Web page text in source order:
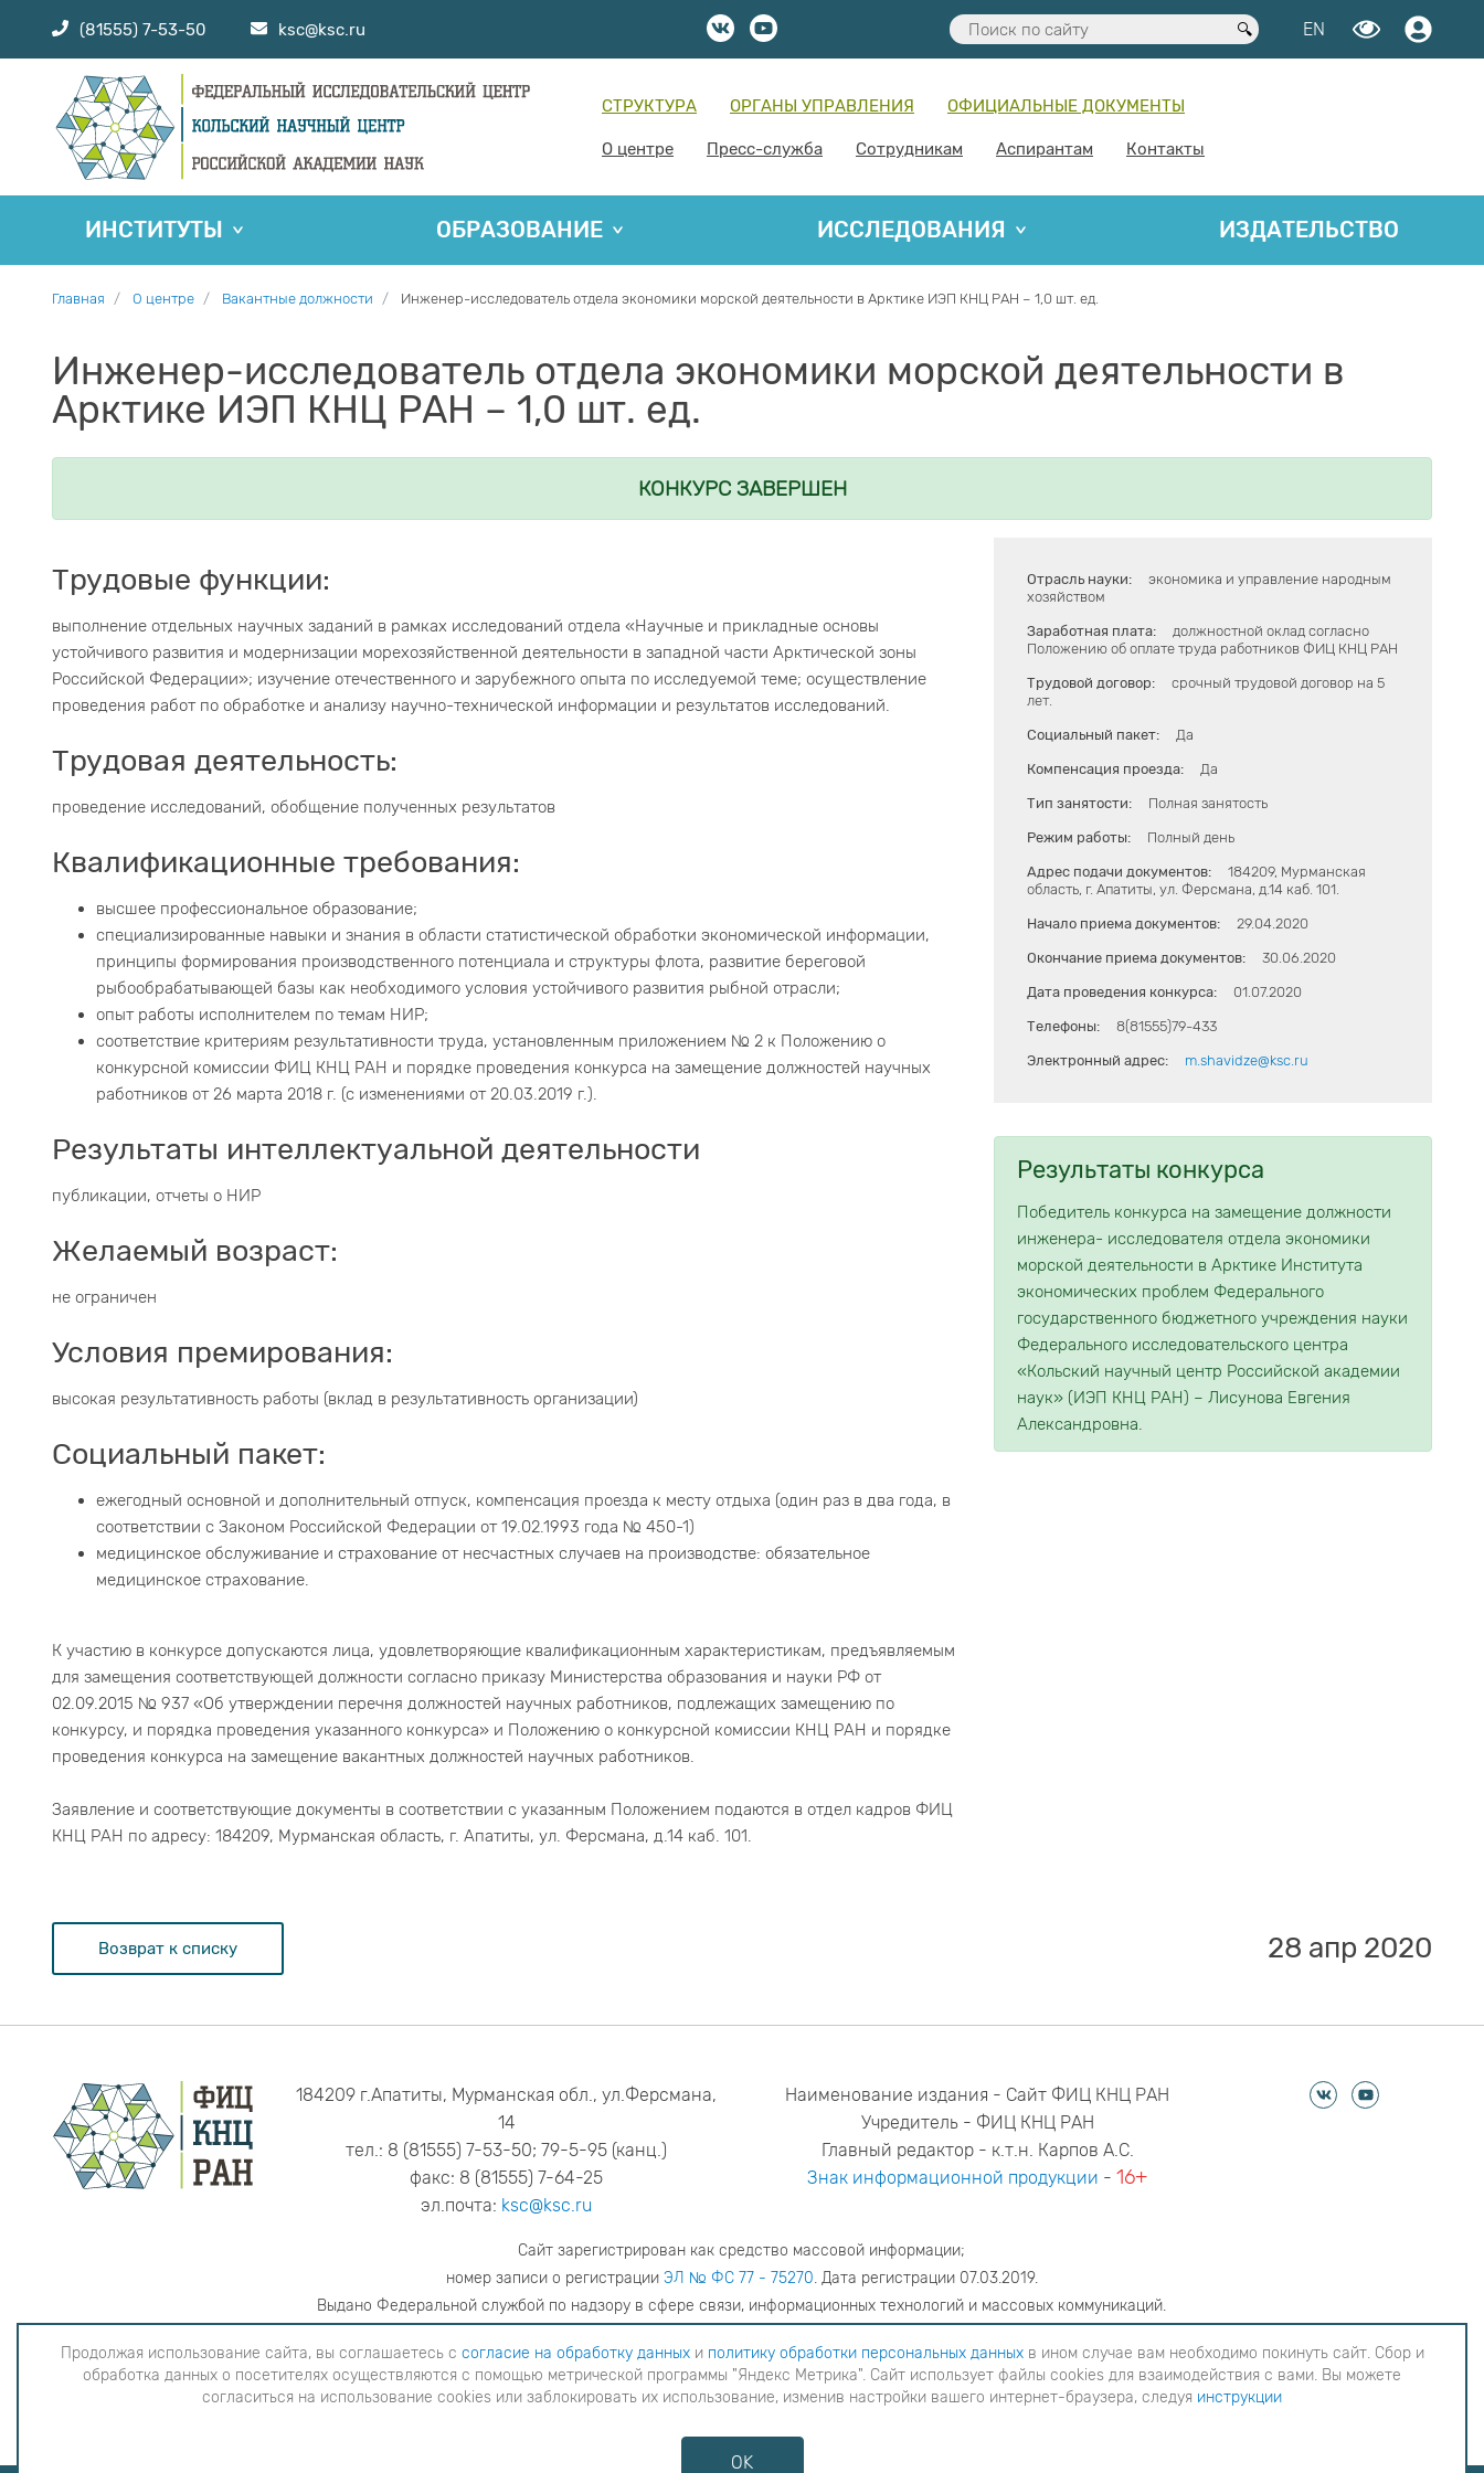
(81555) 7-53-50 ksc@ksc.ru EN
СТРУКТУРА ОРГАНЫ УПРАВЛЕНИЯ ОФИЦИАЛЬНЫЕ ДОКУМЕНТЫ
О центре Пресс-служба Сотрудникам Аспирантам Контакты
ИНСТИТУТЫ ОБРАЗОВАНИЕ ИССЛЕДОВАНИЯ ИЗДАТЕЛЬСТВО
Главная О центре Вакантные должности Инженер-исследователь отдела экономики морской деятельности в Арктике ИЭП КНЦ РАН – 1,0 шт. ед.
Инженер-исследователь отдела экономики морской деятельности в
Арктике ИЭП КНЦ РАН – 1,0 шт. ед.
КОНКУРС ЗАВЕРШЕН
Трудовые функции:
выполнение отдельных научных заданий в рамках исследований отдела «Научные и прикладные основы
устойчивого развития и модернизации морехозяйственной деятельности в западной части Арктической зоны
Российской Федерации»; изучение отечественного и зарубежного опыта по исследуемой теме; осуществление
проведения работ по обработке и анализу научно-технической информации и результатов исследований.
Трудовая деятельность:
проведение исследований, обобщение полученных результатов
Квалификационные требования:
высшее профессиональное образование;
специализированные навыки и знания в области статистической обработки экономической информации,
принципы формирования производственного потенциала и структуры флота, развитие береговой
рыбообрабатывающей базы как необходимого условия устойчивого развития рыбной отрасли;
опыт работы исполнителем по темам НИР;
соответствие критериям результативности труда, установленным приложением № 2 к Положению о
конкурсной комиссии ФИЦ КНЦ РАН и порядке проведения конкурса на замещение должностей научных
работников от 26 марта 2018 г. (с изменениями от 20.03.2019 г.).
Результаты интеллектуальной деятельности
публикации, отчеты о НИР
Желаемый возраст:
не ограничен
Условия премирования:
высокая результативность работы (вклад в результативность организации)
Социальный пакет:
ежегодный основной и дополнительный отпуск, компенсация проезда к месту отдыха (один раз в два года, в
соответствии с Законом Российской Федерации от 19.02.1993 года № 450-1)
медицинское обслуживание и страхование от несчастных случаев на производстве: обязательное
медицинское страхование.
К участию в конкурсе допускаются лица, удовлетворяющие квалификационным характеристикам, предъявляемым
для замещения соответствующей должности согласно приказу Министерства образования и науки РФ от
02.09.2015 № 937 «Об утверждении перечня должностей научных работников, подлежащих замещению по
конкурсу, и порядка проведения указанного конкурса» и Положению о конкурсной комиссии КНЦ РАН и порядке
проведения конкурса на замещение вакантных должностей научных работников.
Заявление и соответствующие документы в соответствии с указанным Положением подаются в отдел кадров ФИЦ
КНЦ РАН по адресу: 184209, Мурманская область, г. Апатиты, ул. Ферсмана, д.14 каб. 101.
Отрасль науки:
экономика и управление народным
хозяйством
Заработная плата:
должностной оклад согласно
Положению об оплате труда работников ФИЦ КНЦ РАН
Трудовой договор:
срочный трудовой договор на 5
лет.
Социальный пакет: Да
Компенсация проезда: Да
Тип занятости: Полная занятость
Режим работы: Полный день
Адрес подачи документов:
184209, Мурманская
область, г. Апатиты, ул. Ферсмана, д.14 каб. 101.
Начало приема документов: 29.04.2020
Окончание приема документов: 30.06.2020
Дата проведения конкурса: 01.07.2020
Телефоны: 8(81555)79-433
Электронный адрес: m.shavidze@ksc.ru
Результаты конкурса
Победитель конкурса на замещение должности
инженера- исследователя отдела экономики
морской деятельности в Арктике Института
экономических проблем Федерального
государственного бюджетного учреждения науки
Федерального исследовательского центра
«Кольский научный центр Российской академии
наук» (ИЭП КНЦ РАН) – Лисунова Евгения
Александровна.
Возврат к списку 28 апр 2020
184209 г.Апатиты, Мурманская обл., ул.Ферсмана,
14
тел.: 8 (81555) 7-53-50; 79-5-95 (канц.)
факс: 8 (81555) 7-64-25
эл.почта: ksc@ksc.ru
Наименование издания - Сайт ФИЦ КНЦ РАН
Учредитель - ФИЦ КНЦ РАН
Главный редактор - к.т.н. Карпов А.С.
Знак информационной продукции -16+
Сайт зарегистрирован как средство массовой информации;
номер записи о регистрации ЭЛ № ФС 77 - 75270. Дата регистрации 07.03.2019.
Выдано Федеральной службой по надзору в сфере связи, информационных технологий и массовых коммуникаций.
адрес редакцииya.stogova@ksc.ru телефон редакции81555-79-516
Продолжая использование сайта, вы соглашаетесь с согласие на обработку данных
в ином случае вам необходимо покинуть сайт. Сбор и обработка
данных о посетителях осуществляются с помощью метрической программы "Яндекс Метрика". Сайт использует файлы cookies для взаимодействия с вами. Вы можете согласиться на
Продолжая использование сайта, вы соглашаетесь с согласие на обработку данныхи политику обработки персональных данныхв ином случае вам необходимо покинуть сайт. Сбор и
обработка данных о посетителях осуществляются с помощью метрической программы "Яндекс Метрика". Сайт использует файлы cookies для взаимодействия с вами. Вы можете
согласиться на использование cookies или заблокировать их использование, изменив настройки вашего интернет-браузера, следуя инструкции
OK